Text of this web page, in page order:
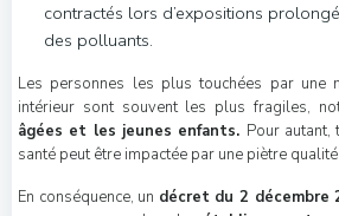
contractés lors d’expositions
des polluants.
Les personnes les plus touchées par une
intérieur sont souvent les plus fragiles,
âgées et les jeunes enfants. Pour autant,
santé peut être impactée par une piètre
En conséquence, un décret du 2 décembre